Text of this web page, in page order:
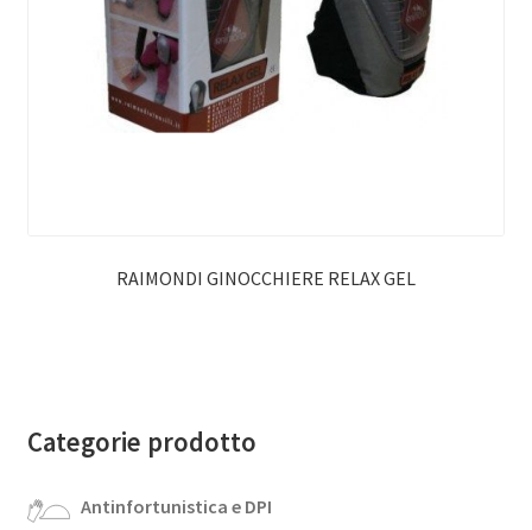
RAIMONDI GINOCCHIERE RELAX GEL
Categorie prodotto
Antinfortunistica e DPI